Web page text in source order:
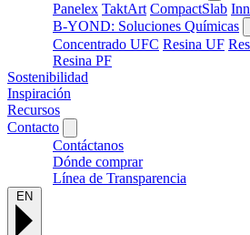
Panelex TaktArt CompactSlab
B-YOND: Soluciones Químicas
Concentrado UFC Resina UF
Resina PF
Sostenibilidad
Inspiración
Recursos
Contacto
Contáctanos
Dónde comprar
Línea de Transparencia
EN